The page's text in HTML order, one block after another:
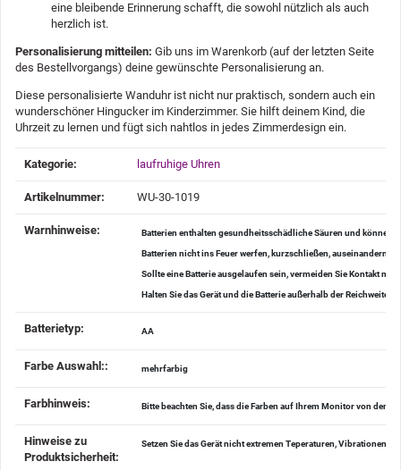
eine bleibende Erinnerung schafft, die sowohl nützlich als auch
herzlich ist.
Personalisierung mitteilen: Gib uns im Warenkorb (auf der letzten Seite
des Bestellvorgangs) deine gewünschte Personalisierung an.
Diese personalisierte Wanduhr ist nicht nur praktisch, sondern auch ein
wunderschöner Hingucker im Kinderzimmer. Sie hilft deinem Kind, die
Uhrzeit zu lernen und fügt sich nahtlos in jedes Zimmerdesign ein.
Produkteigenschaft
Wert
Kategorie: laufruhige Uhren
Artikelnummer: WU-30-1019
Warnhinweise‍: Batterien enthalten gesundheitsschädliche Säuren und können
Batterien nicht ins Feuer werfen, kurzschließen,
Sollte eine Batterie ausgelaufen sein, vermeiden Sie Kontakt
Halten Sie das Gerät und die Batterie außerhalb der Reichweite
Batterietyp‍: AA
Farbe Auswahl:‍: mehrfarbig
Farbhinweis‍: Bitte beachten Sie, dass die Farben auf Ihrem Monitor von den
Hinweise zu
Produktsicherheit‍:
Setzen Sie das Gerät nicht extremen Teperaturen, Vibrationen